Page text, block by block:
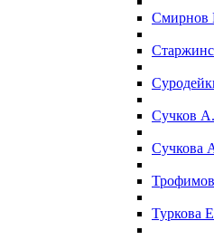
Смирнов
Сучков
Сучкова
Туркова